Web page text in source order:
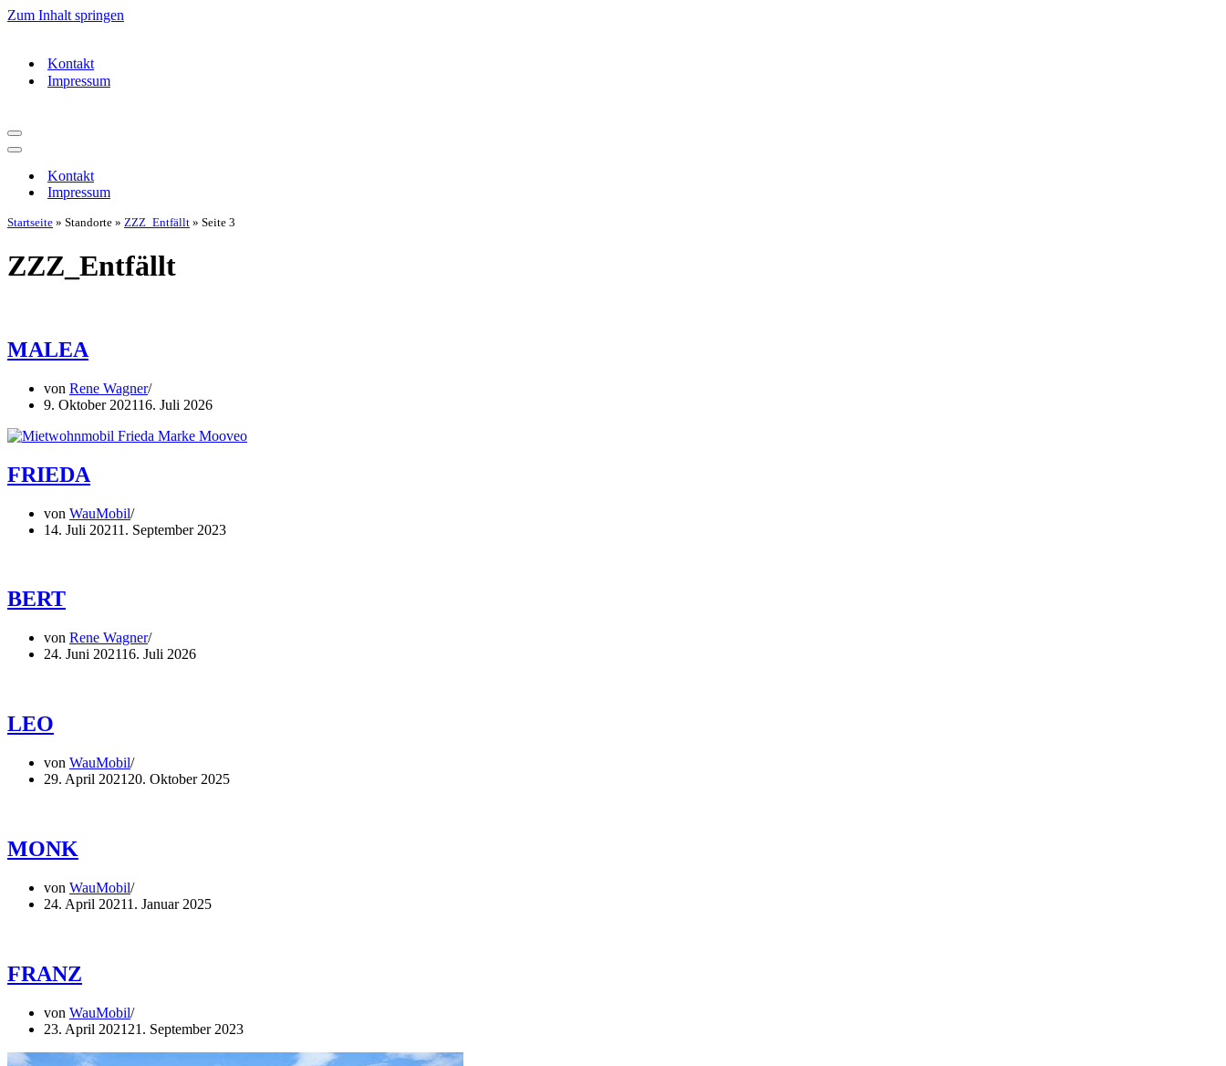
Zum Inhalt springen
Kontakt
Impressum
Navigationsmenü
Navigationsmenü
Kontakt
Impressum
Startseite » Standorte » ZZZ_Entfällt » Seite 3
ZZZ_Entfällt
MALEA
von Rene Wagner
9. Oktober 202116. Juli 2026
FRIEDA
von WauMobil
14. Juli 20211. September 2023
BERT
von Rene Wagner
24. Juni 202116. Juli 2026
LEO
von WauMobil
29. April 2021 20. Oktober 2025
MONK
von WauMobil
24. April 20211. Januar 2025
FRANZ
von WauMobil
23. April 2021 21. September 2023